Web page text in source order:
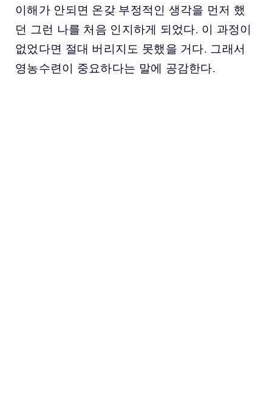
이해가 안되면 온갖 부정적인 생각을 먼저 했
던 그런 나를 처음 인지하게 되었다. 이 과정이
없었다면 절대 버리지도 못했을 거다. 그래서
영농수련이 중요하다는 말에 공감한다.